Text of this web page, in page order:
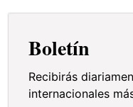
Boletín
Recibirás
internacionales